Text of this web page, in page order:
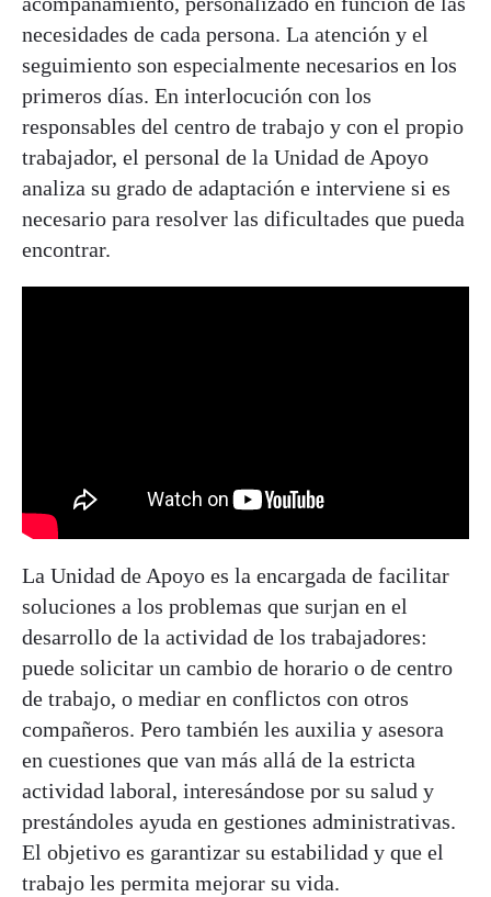
necesidades de cada persona. La atención y el
seguimiento son especialmente necesarios en los
primeros días. En interlocución con los
responsables del centro de trabajo y con el propio
trabajador, el personal de la Unidad de Apoyo
analiza su grado de adaptación e interviene si es
necesario para resolver las dificultades que pueda
encontrar.
La Unidad de Apoyo es la encargada de facilitar
soluciones a los problemas que surjan en el
desarrollo de la actividad de los trabajadores:
puede solicitar un cambio de horario o de centro
de trabajo, o mediar en conflictos con otros
compañeros. Pero también les auxilia y asesora
en cuestiones que van más allá de la estricta
actividad laboral, interesándose por su salud y
prestándoles ayuda en gestiones administrativas.
El objetivo es garantizar su estabilidad y que el
trabajo les permita mejorar su vida.